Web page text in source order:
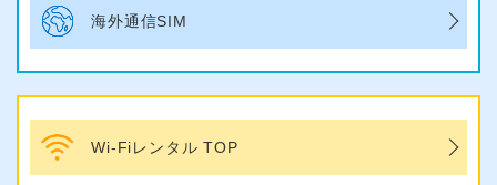
海外通信SIM
Wi-Fiレンタル TOP